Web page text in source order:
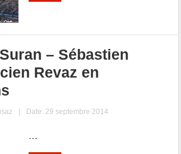
– Sébastien
Revaz en
| Date: 29 septembre 2014
...